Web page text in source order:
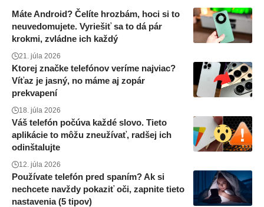
Máte Android? Čelíte hrozbám, hoci si to
neuvedomujete. Vyriešiť sa to dá pár
krokmi, zvládne ich každý
21. júla 2026
Ktorej značke telefónov veríme najviac?
Víťaz je jasný, no máme aj zopár
prekvapení
18. júla 2026
Váš telefón počúva každé slovo. Tieto
aplikácie to môžu zneužívať, radšej ich
odinštalujte
12. júla 2026
Používate telefón pred spaním? Ak si
nechcete navždy pokaziť oči, zapnite tieto
nastavenia (5 tipov)